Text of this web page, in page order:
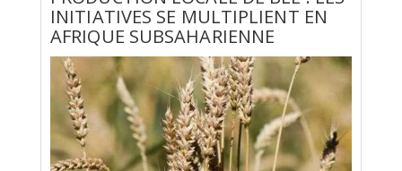
INITIATIVES SE MULTIPLIENT EN
AFRIQUE SUBSAHARIENNE